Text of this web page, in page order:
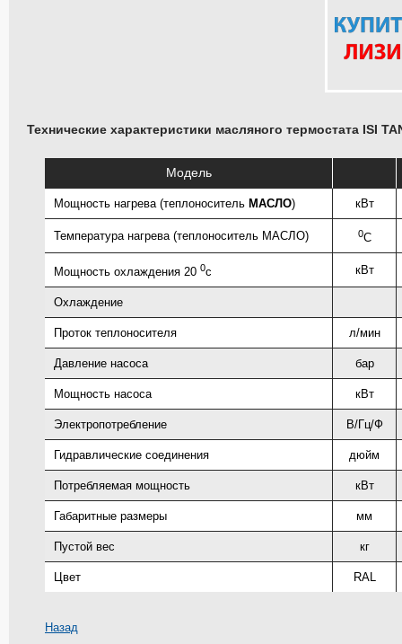
Технические характеристики масляного термостата ISI
Модель
Мощность нагрева (теплоноситель МАСЛО) кВт
Температура нагрева (теплоноситель МАСЛО) 0С
Мощность охлаждения 20 0с кВт
Охлаждение
Проток теплоносителя л/мин
Давление насоса бар
Мощность насоса кВт
Электропотребление В/Гц/Ф
Гидравлические соединения дюйм
Потребляемая мощность кВт
Габаритные размеры мм
Пустой вес кг
Цвет RAL
Назад